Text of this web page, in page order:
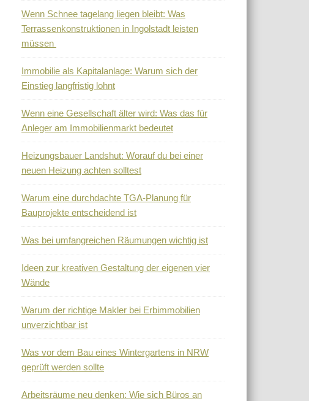
Wenn Schnee tagelang liegen bleibt: Was
Terrassenkonstruktionen in Ingolstadt leisten
müssen
Immobilie als Kapitalanlage: Warum sich der
Einstieg langfristig lohnt
Wenn eine Gesellschaft älter wird: Was das für
Anleger am Immobilienmarkt bedeutet
Heizungsbauer Landshut: Worauf du bei einer
neuen Heizung achten solltest
Warum eine durchdachte TGA-Planung für
Bauprojekte entscheidend ist
Was bei umfangreichen Räumungen wichtig ist
Ideen zur kreativen Gestaltung der eigenen vier
Wände
Warum der richtige Makler bei Erbimmobilien
unverzichtbar ist
Was vor dem Bau eines Wintergartens in NRW
geprüft werden sollte
Arbeitsräume neu denken: Wie sich Büros an